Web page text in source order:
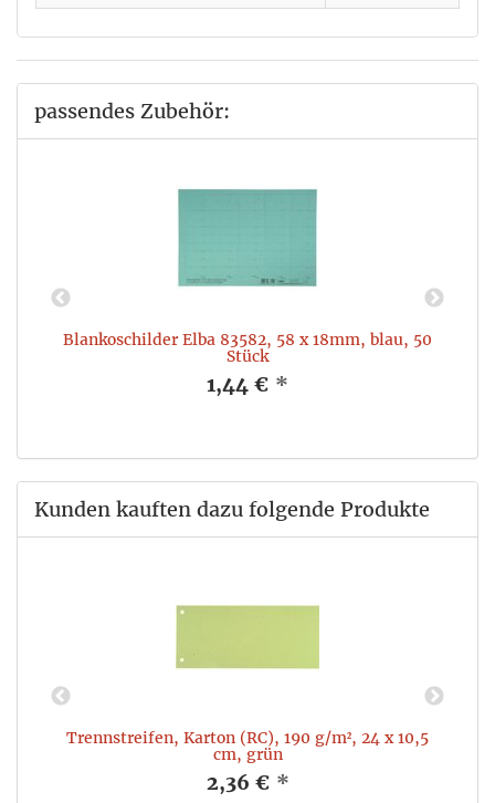
passendes Zubehör:
Blankoschilder Elba 83582, 58 x 18mm, blau, 50
Stück
1,44 € *
Kunden kauften dazu folgende Produkte
Trennstreifen, Karton (RC), 190 g/m², 24 x 10,5
cm, grün
2,36 € *